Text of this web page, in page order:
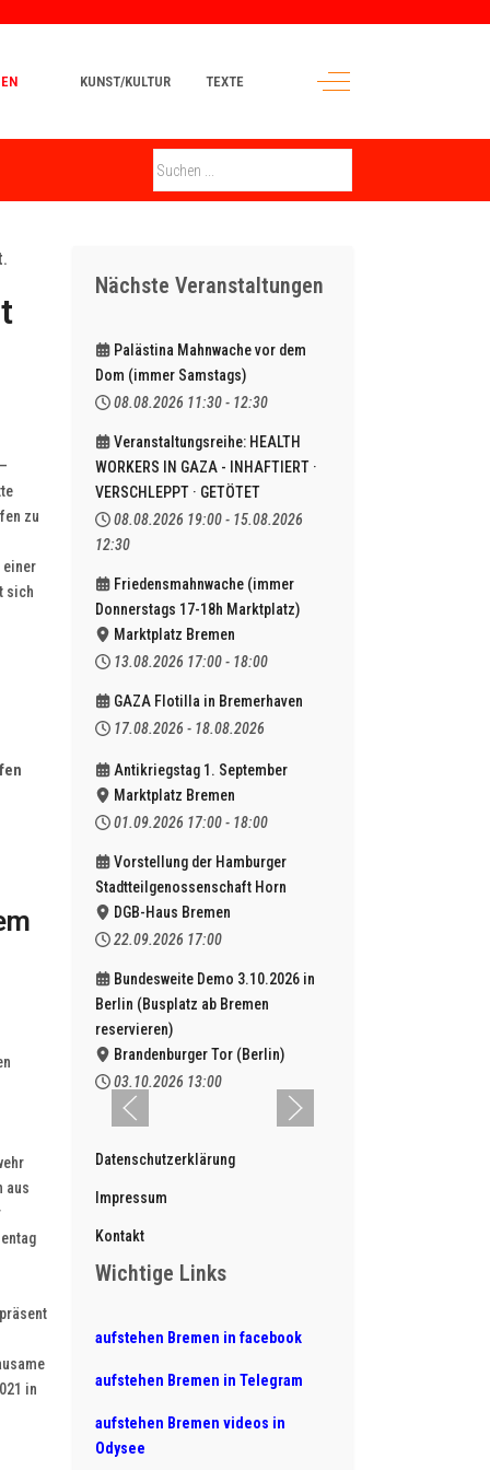
KUNST/KULTUR TEXTE Off-Canvas Toggle
zu
einer
sich
aus
in
Nächste Veranstaltungen
Palästina Mahnwache vor dem
Dom (immer Samstags)
08.08.2026 11:30- 12:30
Veranstaltungsreihe: HEALTH
WORKERS IN GAZA - INHAFTIERT ·
VERSCHLEPPT · GETÖTET
08.08.2026 19:00- 15.08.2026
12:30
Friedensmahnwache (immer
Donnerstags 17-18h Marktplatz)
Marktplatz Bremen
13.08.2026 17:00- 18:00
GAZA Flotilla in Bremerhaven
17.08.2026 - 18.08.2026
Antikriegstag 1. September
Marktplatz Bremen
01.09.2026 17:00- 18:00
Vorstellung der Hamburger
Stadtteilgenossenschaft Horn
DGB-Haus Bremen
22.09.2026 17:00
Bundesweite Demo 3.10.2026 in
Berlin (Busplatz ab Bremen
reservieren)
Brandenburger Tor (Berlin)
03.10.2026 13:00
Datenschutzerklärung
Impressum
Kontakt
Wichtige Links
aufstehen Bremen in facebook
aufstehen Bremen in Telegram
aufstehen Bremen videos in
Odysee